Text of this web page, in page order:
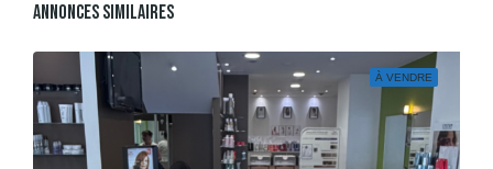
Annonces Similaires
À VENDRE